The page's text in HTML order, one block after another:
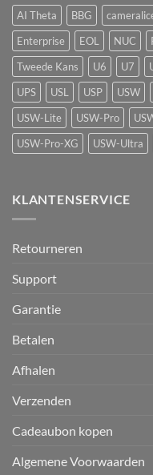
AI Theta BBG
Enterprise
EOL NUC
Tweede Kans
U6 U7
UPS
USL USP USW
USW-Lite
USW-Pro
USW-Pro-XG
USW-Ultra
KLANTENSERVICE
Retourneren
Support
Garantie
Betalen
Afhalen
Verzenden
Cadeaubon kopen
Algemene Voorwaarden